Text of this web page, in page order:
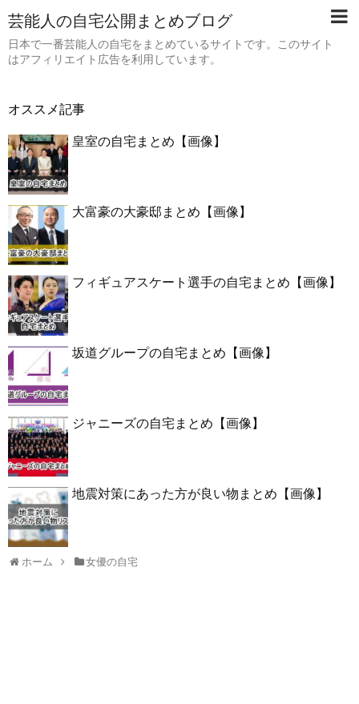
芸能人の自宅公開まとめブログ
日本で一番芸能人の自宅をまとめているサイトです。このサイト
はアフィリエイト広告を利用しています。
オススメ記事
皇室の自宅まとめ【画像】
大富豪の大豪邸まとめ【画像】
フィギュアスケート選手の自宅まとめ【画像】
坂道グループの自宅まとめ【画像】
ジャニーズの自宅まとめ【画像】
地震対策にあった方が良い物まとめ【画像】
ホーム 女優の自宅